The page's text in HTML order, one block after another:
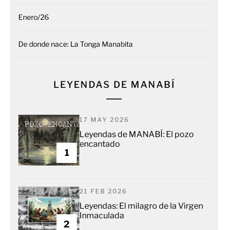
Enero/26
De donde nace: La Tonga Manabita
LEYENDAS DE MANABÍ
1
17 MAY 2026
Leyendas de MANABÍ: El pozo
encantado
2
21 FEB 2026
Leyendas: El milagro de la Virgen
Inmaculada